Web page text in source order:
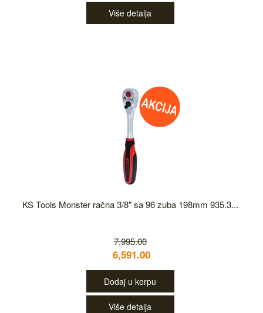
Više detalja
KS Tools Monster račna 3/8" sa 96 zuba 198mm 935.3...
7,995.00
6,591.00
Dodaj u korpu
Više detalja